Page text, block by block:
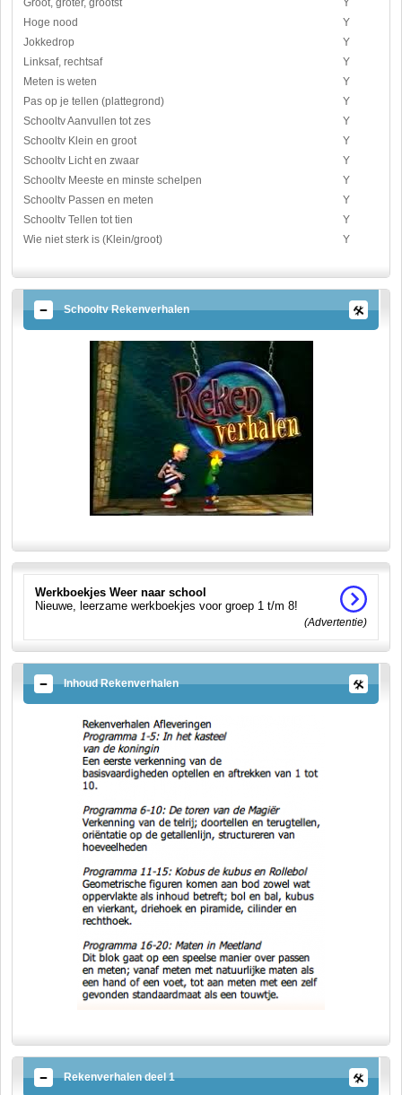
Hoge nood
Y
Jokkedrop
Y
Linksaf, rechtsaf
Y
Meten is weten
Y
Pas op je tellen (plattegrond)
Y
Schooltv Aanvullen tot zes
Y
Schooltv Klein en groot
Y
Schooltv Licht en zwaar
Y
Schooltv Meeste en minste schelpen
Y
Schooltv Passen en meten
Y
Schooltv Tellen tot tien
Y
Wie niet sterk is (Klein/groot)
Y
Schooltv Rekenverhalen
Werkboekjes Weer naar school
Nieuwe, leerzame werkboekjes voor groep 1 t/m 8!
(Advertentie)
Inhoud Rekenverhalen
Rekenverhalen deel 1